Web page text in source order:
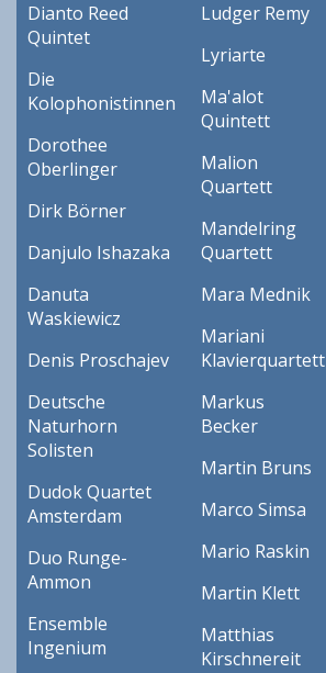
Dianto Reed
Quintet
Die
Kolophonistinnen
Dorothee
Oberlinger
Dirk Börner
Danjulo Ishazaka
Danuta
Waskiewicz
Denis Proschajev
Deutsche
Naturhorn
Solisten
Dudok Quartet
Amsterdam
Duo Runge-
Ammon
Ensemble
Ingenium
Ludger Remy
Lyriarte
Ma'alot
Quintett
Malion
Quartett
Mandelring
Quartett
Mara Mednik
Mariani
Klavierquartett
Markus
Becker
Martin Bruns
Marco Simsa
Mario Raskin
Martin Klett
Matthias
Kirschnereit